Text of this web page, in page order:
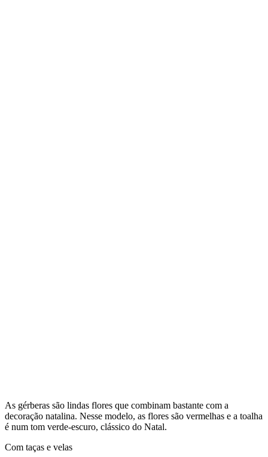
As gérberas são lindas flores que combinam bastante com a
decoração natalina. Nesse modelo, as flores são vermelhas e a toalha
é num tom verde-escuro, clássico do Natal.
Com taças e velas